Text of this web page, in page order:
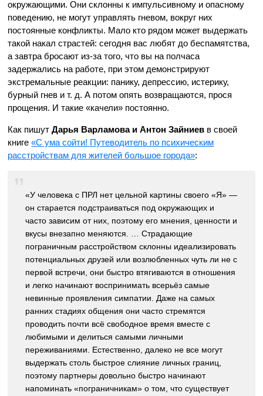
окружающими. Они склонны к импульсивному и опасному
поведению, не могут управлять гневом, вокруг них
постоянные конфликты. Мало кто рядом может выдержать
такой накал страстей: сегодня вас любят до беспамятства,
а завтра бросают из-за того, что вы на полчаса
задержались на работе, при этом демонстрируют
экстремальные реакции: панику, депрессию, истерику,
бурный гнев и т. д. А потом опять возвращаются, прося
прощения. И такие «качели» постоянно.
Как пишутДарья Варламова и Антон Зайниев в своей
книге«С ума сойти! Путеводитель по психическим
расстройствам для жителей большое города»:
«У человека с ПРЛ нет цельной картины своего «Я» —
он старается подстраиваться под окружающих и
часто зависим от них, поэтому его мнения, ценности и
вкусы внезапно меняются. … Страдающие
пограничным расстройством склонны идеализировать
потенциальных друзей или возлюбленных чуть ли не с
первой встречи, они быстро втягиваются в отношения
и легко начинают воспринимать всерьёз самые
невинные проявления симпатии. Даже на самых
ранних стадиях общения они часто стремятся
проводить почти всё свободное время вместе с
любимыми и делиться самыми личными
переживаниями. Естественно, далеко не все могут
выдержать столь быстрое слияние личных границ,
поэтому партнеры довольно быстро начинают
напоминать «пограничникам» о том, что существует